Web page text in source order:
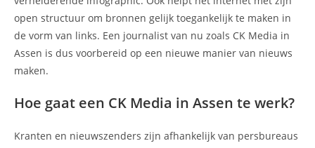
open structuur om bronnen gelijk toegankelijk te maken in
de vorm van links. Een journalist van nu zoals CK Media in
Assen is dus voorbereid op een nieuwe manier van nieuws
maken.
Hoe gaat een CK Media in Assen te werk?
Kranten en nieuwszenders zijn afhankelijk van persbureaus